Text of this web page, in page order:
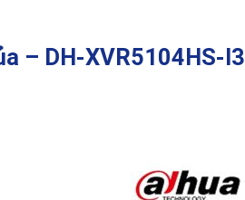
– DH-XVR5104HS-I3